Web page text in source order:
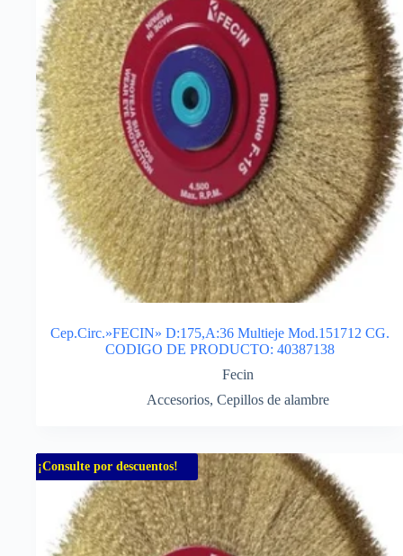
Cep.Circ.»FECIN» D:175,A:36 Multieje Mod.151712 CG.
CODIGO DE PRODUCTO: 40387138
Fecin
Accesorios, Cepillos de alambre
¡Consulte por descuentos!